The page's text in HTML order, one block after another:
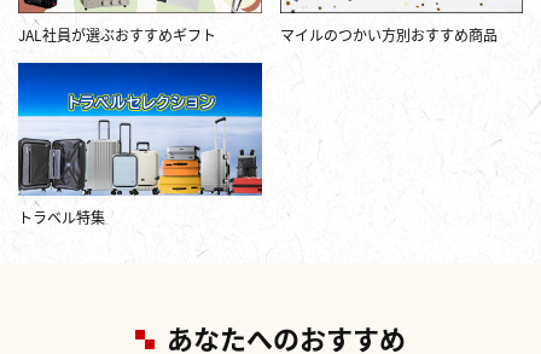
JAL社員が選ぶおすすめギフト マイルのつかい方別おすすめ商品
トラベル特集
あなたへのおすすめ